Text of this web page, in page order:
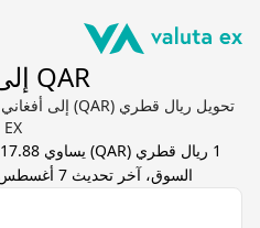
QAR إلى AFN
EX
1 ريال قطري (
QAR) يساوي 17.88
السوق، آخر تحديث7 أغسطس 2026 في 5:50 ص UTC